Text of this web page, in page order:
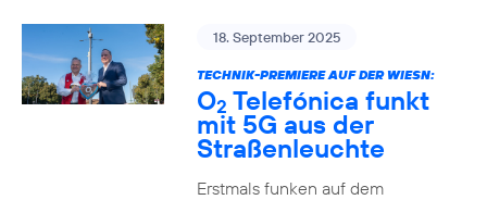
18. September 2025
TECHNIK-PREMIERE AUF DER WIESN:
O2 Telefónica funkt
mit 5G aus der
Straßenleuchte
Erstmals funken auf dem